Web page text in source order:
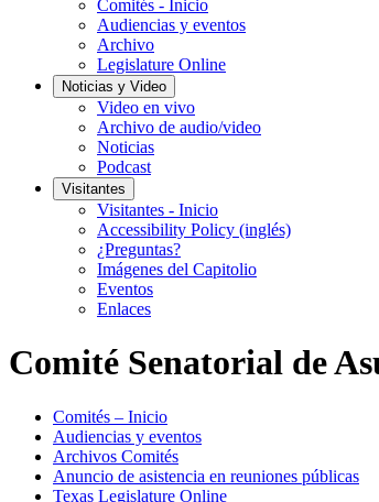
Comités - Inicio
Audiencias y eventos
Archivo
Legislature Online
Noticias y Video
Video en vivo
Archivo de audio/video
Noticias
Podcast
Visitantes
Visitantes - Inicio
Accessibility Policy (inglés)
¿Preguntas?
Imágenes del Capitolio
Eventos
Enlaces
Comité Senatorial de
Comités – Inicio
Audiencias y eventos
Archivos Comités
Anuncio de asistencia en reuniones públicas
Texas Legislature Online